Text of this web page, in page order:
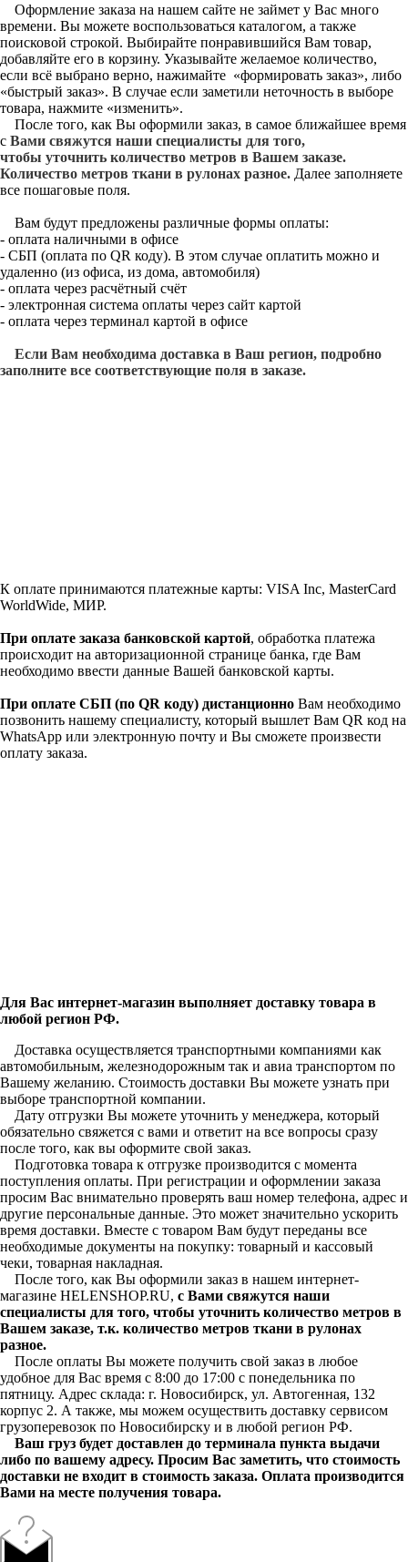
Оформление заказа на нашем сайте не займет у Вас много
времени. Вы можете воспользоваться каталогом, а также
поисковой строкой. Выбирайте понравившийся Вам товар,
добавляйте его в корзину. Указывайте желаемое количество,
если всё выбрано верно, нажимайте «формировать заказ», либо
«быстрый заказ». В случае если заметили неточность в выборе
товара, нажмите «изменить».
После того, как Вы оформили заказ, в самое ближайшее время
с Вами свяжутся наши специалисты для того,
чтобы уточнить количество метров в Вашем заказе.
Количество метров ткани в рулонах разное. Далее заполняете
все пошаговые поля.
Вам будут предложены различные формы оплаты:
- оплата наличными в офисе
- СБП (оплата по QR коду). В этом случае оплатить можно и
удаленно (из офиса, из дома, автомобиля)
- оплата через расчётный счёт
- электронная система оплаты через сайт картой
- оплата через терминал картой в офисе
Если Вам необходима доставка в Ваш регион, подробно
заполните все соответствующие поля в заказе.
К оплате принимаются платежные карты: VISA Inc, MasterCard
WorldWide, МИР.
При оплате заказа банковской картой, обработка платежа
происходит на авторизационной странице банка, где Вам
необходимо ввести данные Вашей банковской карты.
При оплате СБП (по QR коду) дистанционно Вам необходимо
позвонить нашему специалисту, который вышлет Вам QR код на
WhatsApp или электронную почту и Вы сможете произвести
оплату заказа.
Для Вас интернет-магазин выполняет доставку товара в
любой регион РФ.
Доставка осуществляется транспортными компаниями как
автомобильным, железнодорожным так и авиа транспортом по
Вашему желанию. Стоимость доставки Вы можете узнать при
выборе транспортной компании.
Дату отгрузки Вы можете уточнить у менеджера, который
обязательно свяжется с вами и ответит на все вопросы сразу
после того, как вы оформите свой заказ.
Подготовка товара к отгрузке производится с момента
поступления оплаты. При регистрации и оформлении заказа
просим Вас внимательно проверять ваш номер телефона, адрес и
другие персональные данные. Это может значительно ускорить
время доставки. Вместе с товаром Вам будут переданы все
необходимые документы на покупку: товарный и кассовый
чеки, товарная накладная.
После того, как Вы оформили заказ в нашем интернет-
магазине HELENSHOP.RU, с Вами свяжутся наши
специалисты для того, чтобы уточнить количество метров в
Вашем заказе, т.к. количество метров ткани в рулонах
разное.
После оплаты Вы можете получить свой заказ в любое
удобное для Вас время с 8:00 до 17:00 с понедельника по
пятницу. Адрес склада: г. Новосибирск, ул. Автогенная, 132
корпус 2. А также, мы можем осуществить доставку сервисом
грузоперевозок по Новосибирску и в любой регион РФ.
Ваш груз будет доставлен до терминала пункта выдачи
либо по вашему адресу. Просим Вас заметить, что стоимость
доставки не входит в стоимость заказа. Оплата производится
Вами на месте получения товара.